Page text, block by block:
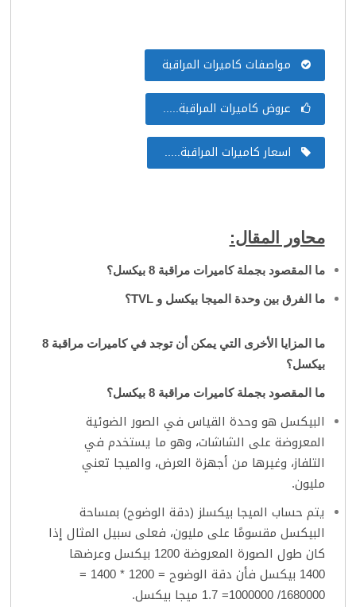
مواصفات كاميرات المراقبة
عروض كاميرات المراقبة.....
اسعار كاميرات المراقبة.....
محاور المقال:
ما المقصود بجملة كاميرات مراقبة 8 بيكسل؟
ما الفرق بين وحدة الميجا بيكسل وTVL؟
ما المزايا الأخرى التي يمكن أن توجد في كاميرات مراقبة 8
بيكسل؟
ما المقصود بجملة كاميرات مراقبة 8 بيكسل؟
البيكسل هو وحدة القياس في الصور الضوئية
المعروضة على الشاشات، وهو ما يستخدم في
التلفاز، وغيرها من أجهزة العرض، والميجا تعني
مليون.
يتم حساب الميجا بيكسلز (دقة الوضوح) بمساحة
البيكسل مقسومًا على مليون، فعلى سبيل المثال إذا
كان طول الصورة المعروضة 1200 بيكسل وعرضها
1400 بيكسل فأن دقة الوضوح = 1200 * 1400 =
1680000/ 1000000= 1.7 ميجا بيكسل.